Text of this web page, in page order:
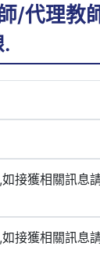
/代理教
接獲相關訊息
接獲相關訊息